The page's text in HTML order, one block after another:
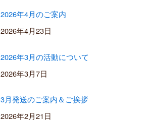
2026年4月のご案内
2026年4月23日
2026年3月の活動について
2026年3月7日
3月発送のご案内＆ご挨拶
2026年2月21日